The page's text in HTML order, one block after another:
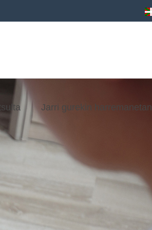
Jarri gurekin harremanetan